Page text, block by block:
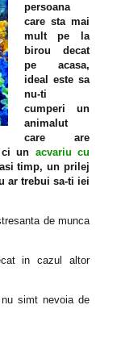
persoana
care sta mai
mult pe la
birou decat
pe acasa,
ideal este sa
nu-ti
cumperi un
animalut
care are
ci un acvariu cu
timp, un prilej
ar trebui sa-ti iei
de munca
in cazul altor
simt nevoia de